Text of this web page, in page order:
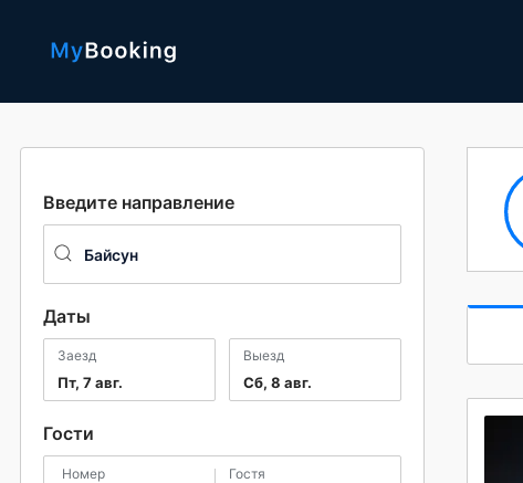
Введите направление
Даты
Заезд
Пт, 7 авг.
Выезд
Сб, 8 авг.
Гости
номер гостя